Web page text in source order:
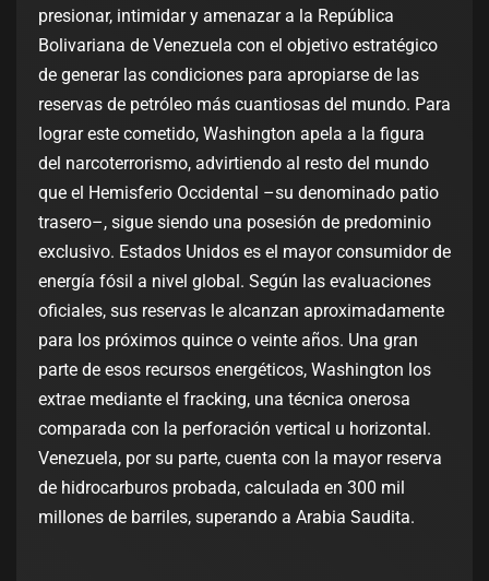
presionar, intimidar y amenazar a la República
Bolivariana de Venezuela con el objetivo estratégico
de generar las condiciones para apropiarse de las
reservas de petróleo más cuantiosas del mundo. Para
lograr este cometido, Washington apela a la figura
del narcoterrorismo, advirtiendo al resto del mundo
que el Hemisferio Occidental –su denominado patio
trasero–, sigue siendo una posesión de predominio
exclusivo. Estados Unidos es el mayor consumidor de
energía fósil a nivel global. Según las evaluaciones
oficiales, sus reservas le alcanzan aproximadamente
para los próximos quince o veinte años. Una gran
parte de esos recursos energéticos, Washington los
extrae mediante el fracking, una técnica onerosa
comparada con la perforación vertical u horizontal.
Venezuela, por su parte, cuenta con la mayor reserva
de hidrocarburos probada, calculada en 300 mil
millones de barriles, superando a Arabia Saudita.